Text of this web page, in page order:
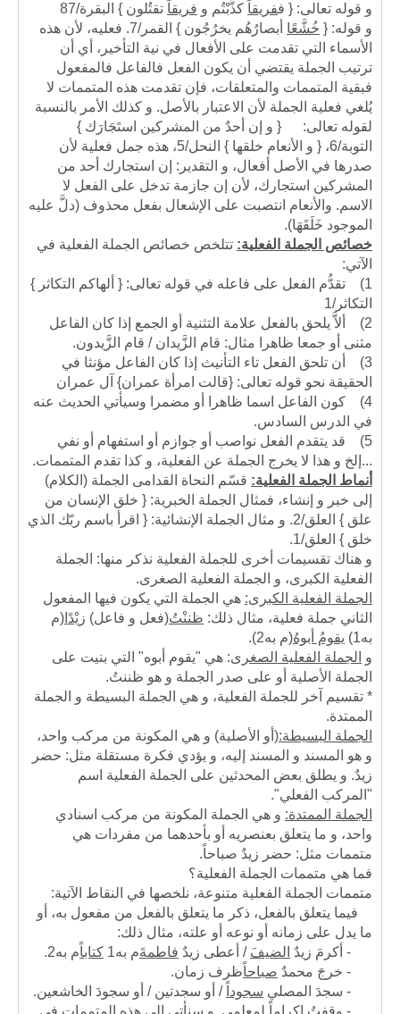
و قوله تعالى: { ففريقا ً كذَّبْتُم و فريقا ً تقتُلون } البقرة/87
و قوله: { خُشَّعًا
أبصارُهُم يخرُجُون } القمر/7. فعليه، لأن هذه
الأسماء التي تقدمت على الأفعال في نية التأخير، أي أن
ترتيب الجملة يقتضي أن يكون الفعل فالفاعل فالمفعول
فبقية المتممات والمتعلقات، فإن تقدمت هذه المتممات لا
يُلغي فعلية الجملة لأن الاعتبار بالأصل. و كذلك الأمر بالنسبة
لقوله تعالى: { و إن أحدٌ من المشركين استَجَارَك }
التوبة/6، { و الأنعام خلقها } النحل/5، هذه جمل فعلية لأن
صدرها في الأصل أفعال، و التقدير: إن استجارك أحد من
المشركين استجارك، لأن إن جازمة تدخل على الفعل لا
الاسم. والأنعام انتصبت على الإشعال بفعل محذوف (دلَّ عليه
الموجود خَلَقَهَا).
خصائص الجملة الفعلية: تتلخص خصائص الجملة الفعلية في
الآتي:
1)
تقدُّم الفعل على فاعله في قوله تعالى: { ألهاكم التكاثر }
التكاثر/1
2)
ألاَّ يلحق بالفعل علامة التثنية أو الجمع إذا كان الفاعل
مثنى أو جمعا ظاهرا مثال: قام الزَّيدان / قام الزَّيدون.
3)
أن تلحق الفعل تاء التأنيث إذا كان الفاعل مؤنثا في
الحقيقة نحو قوله تعالى: {قالت امرأة عمران} آل عمران
4)
كون الفاعل اسما ظاهرا أو مضمرا وسيأتي الحديث عنه
في الدرس السادس.
5)
قد يتقدم الفعل نواصب أو جوازم أو استفهام أو نفي
...إلخ و هذا لا يخرج الجملة عن الفعلية، و كذا تقدم المتممات.
أنماط الجملة الفعلية: قسّم النحاة القدامى الجملة (الكلام)
إلى خبر و إنشاء، فمثال الجملة الخبرية: { خلق الإنسان من
علق } العلق/2. و مثال الجملة الإنشائية: { اقرأ باسم ربّك الذي
خلق } العلق/1.
و هناك تقسيمات أخرى للجملة الفعلية نذكر منها: الجملة
الفعلية الكبرى، و الجملة الفعلية الصغرى.
الجملة الفعلية الكبرى: هي الجملة التي يكون فيها المفعول
الثاني جملة فعلية، مثال ذلك: ظننْتُ(فعل و فاعل) زيْدًا (م
به1)
يقومُ أبوهُ(م به2)
.
و الجملة الفعلية الصغرى: هي "يقوم أبوه" التي بنيت على
الجملة الأصلية أو على صدر الجملة و هو ظننتُ.
* تقسيم آخر للجملة الفعلية، و هي الجملة البسيطة و الجملة
الممتدة.
الجملة البسيطة:( أو الأصلية) و هي المكونة من مركب واحد،
و هو المسند و المسند إليه، و يؤدي فكرة مستقلة مثل: حضر
زيدٌ. و يطلق بعض المحدثين على الجملة الفعلية اسم
"المركب الفعلي".
الجملة الممتدة: و هي الجملة المكونة من مركب اسنادي
واحد، و ما يتعلق بعنصريه أو بأحدهما من مفردات هي
متممات مثل: حضر زيدٌ صباحاً.
فما هي متممات الجملة الفعلية؟
متممات الجملة الفعلية متنوعة، نلخصها في النقاط الآتية:
فيما يتعلق بالفعل، ذكر ما يتعلق بالفعل من مفعول به، أو
ما يدل على زمانه أو نوعه أو علته، مثال ذلك:
- أكرمَ زيدٌ الضيفَ / أعطى زيدٌ فاطمةَم به1 كتاباًم به2
.
- خرجَ محمدٌ صباحاظرف زمان.
- سجدَ المصلي سجوداً / أو سجدتين / أو سجودَ الخاشعين.
- وقفتُ إكراماً لمعلمي. و سنأتي إلى هذه المتممات في